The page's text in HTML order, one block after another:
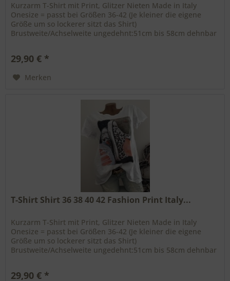
Kurzarm T-Shirt mit Print, Glitzer Nieten Made in Italy
Onesize = passt bei Größen 36-42 (Je kleiner die eigene
Größe um so lockerer sitzt das Shirt)
Brustweite/Achselweite ungedehnt:51cm bis 58cm dehnbar
29,90 € *
Merken
T-Shirt Shirt 36 38 40 42 Fashion Print Italy...
Kurzarm T-Shirt mit Print, Glitzer Nieten Made in Italy
Onesize = passt bei Größen 36-42 (Je kleiner die eigene
Größe um so lockerer sitzt das Shirt)
Brustweite/Achselweite ungedehnt:51cm bis 58cm dehnbar
29,90 € *